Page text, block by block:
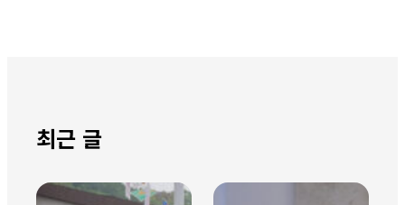
최근 글